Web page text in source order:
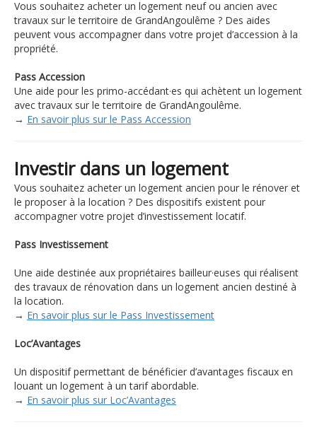
Vous souhaitez acheter un logement neuf ou ancien avec
travaux sur le territoire de GrandAngoulême ? Des aides
peuvent vous accompagner dans votre projet d’accession à la
propriété.
Pass Accession
Une aide pour les primo-accédant·es qui achètent un logement
avec travaux sur le territoire de GrandAngoulême.
→ En savoir plus sur le Pass Accession
Investir dans un logement
Vous souhaitez acheter un logement ancien pour le rénover et
le proposer à la location ? Des dispositifs existent pour
accompagner votre projet d’investissement locatif.
Pass Investissement
Une aide destinée aux propriétaires bailleur·euses qui réalisent
des travaux de rénovation dans un logement ancien destiné à
la location.
→ En savoir plus sur le Pass Investissement
Loc’Avantages
Un dispositif permettant de bénéficier d’avantages fiscaux en
louant un logement à un tarif abordable.
→ En savoir plus sur Loc’Avantages